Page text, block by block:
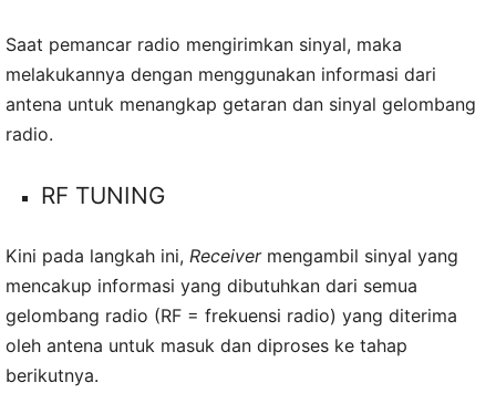
Saat pemancar radio mengirimkan sinyal, maka
melakukannya dengan menggunakan informasi dari
antena untuk menangkap getaran dan sinyal gelombang
radio.
RF TUNING
Kini pada langkah ini, Receivermengambil sinyal yang
mencakup informasi yang dibutuhkan dari semua
gelombang radio (RF = frekuensi radio) yang diterima
oleh antena untuk masuk dan diproses ke tahap
berikutnya.